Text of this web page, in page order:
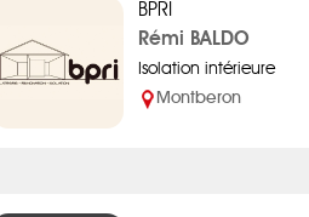
BPRI
Rémi BALDO
Isolation intérieure
Montberon